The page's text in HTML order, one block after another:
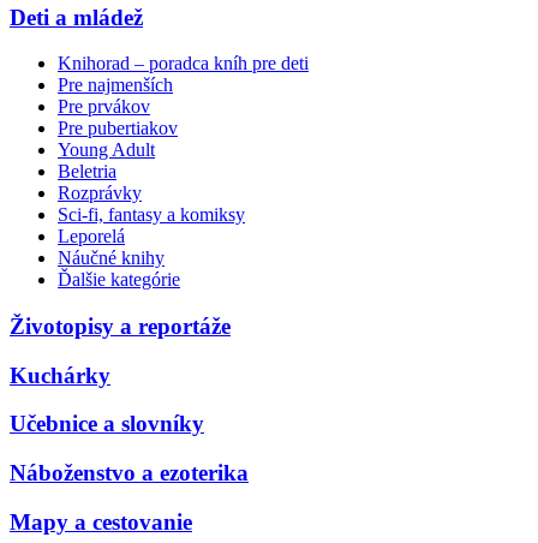
Deti a mládež
Knihorad – poradca kníh pre deti
Pre najmenších
Pre prvákov
Pre pubertiakov
Young Adult
Beletria
Rozprávky
Sci-fi, fantasy a komiksy
Leporelá
Náučné knihy
Ďalšie kategórie
Životopisy a reportáže
Kuchárky
Učebnice a slovníky
Náboženstvo a ezoterika
Mapy a cestovanie